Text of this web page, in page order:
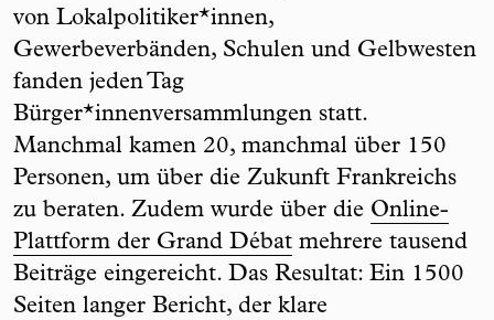
von Lokalpolitiker*innen,
Gewerbeverbänden, Schulen und Gelbwesten
fanden jeden Tag
Bürger*innenversammlungen statt.
Manchmal kamen 20, manchmal über 150
Personen, um über die Zukunft Frankreichs
zu beraten. Zudem wurde über die Online-
Plattform der Grand Débat mehrere tausend
Beiträge eingereicht. Das Resultat: Ein 1500
Seiten langer Bericht, der klare